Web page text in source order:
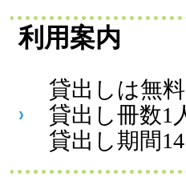
利用案内
貸出しは無
貸出し冊数1
貸出し期間